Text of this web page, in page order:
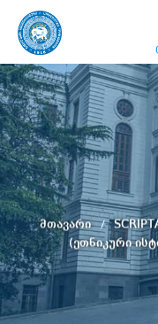
მთავარი
(ეთნიკური